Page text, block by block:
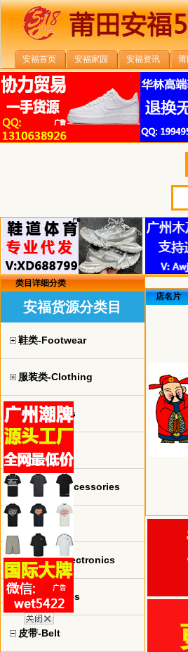
安福首页 安福家园 安福资讯
类目详细分类
安福货源分类目
鞋类-Footwear
服装类-Clothing
球衣-jerseys
手表-watch
珠宝饰品-Accessories
包包-bags
电子产品-Electronics
眼镜-Glasses
皮带-Belt
店名片